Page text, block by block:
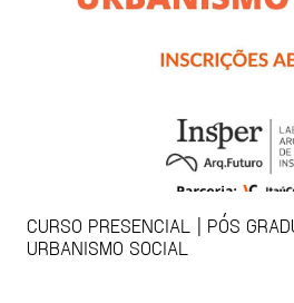
CURSO PRESENCIAL | PÓS
URBANISMO SOCIAL